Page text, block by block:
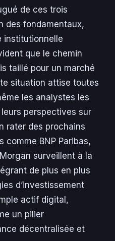
de ces trois
des fondamentaux,
institutionnelle
que le chemin
taillé pour un marché
situation attise toutes
les analystes les
perspectives sur
rater des prochains
comme BNP Paribas,
surveillent à la
de plus en plus
d’investissement
actif digital,
un pilier
décentralisée et